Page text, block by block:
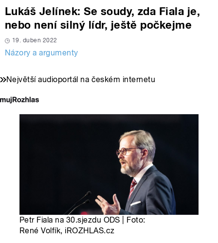
Lukáš Jelínek: Se soudy, zda Fiala je,
nebo není silný lídr, ještě počkejme
19. duben 2022
Názory a argumenty
Největší audioportál na českém internetu
Petr Fiala na 30.sjezdu ODS | Foto:
René Volfík, iROZHLAS.cz